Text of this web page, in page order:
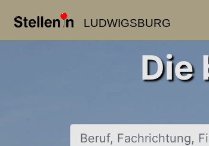
LUDWIGSBURG
Die
Beruf, Fachrichtung, Firma